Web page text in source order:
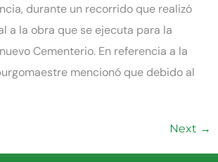
durante un recorrido que realizó
a la obra que se ejecuta para la
Cementerio. En referencia a la
mencionó que debido al
Next →